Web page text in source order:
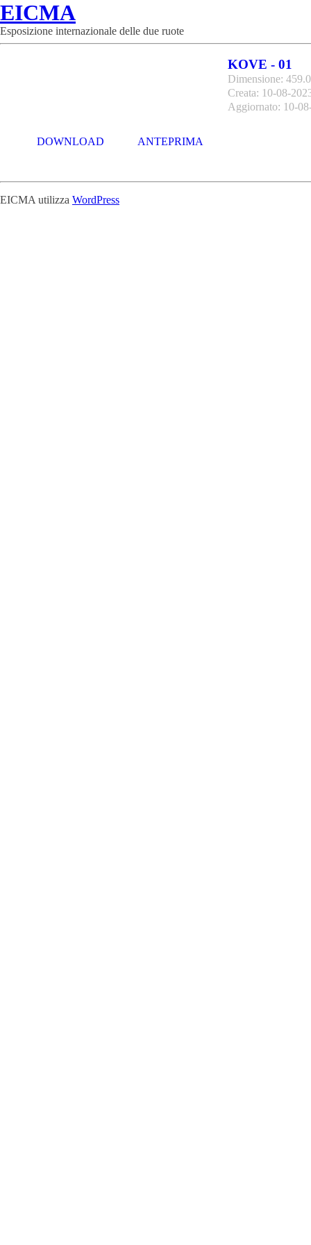
EICMA
Esposizione internazionale delle due ruote
KOVE - 01
Dimensione:
Creata: 10-08-
Aggiornato: 10-
DOWNLOAD ANTEPRIMA
EICMA utilizza WordPress